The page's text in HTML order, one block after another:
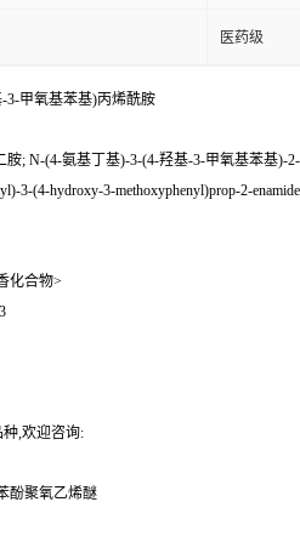
医药级
3-甲氧基苯基)丙烯酰胺
胺; N-(4-氨基丁基)-3-(4-羟基-3-甲氧基苯基)-
3-(4-hydroxy-3-methoxyphenyl)prop-2-enamide
化合物>
,欢迎咨询:
酚聚氧乙烯醚